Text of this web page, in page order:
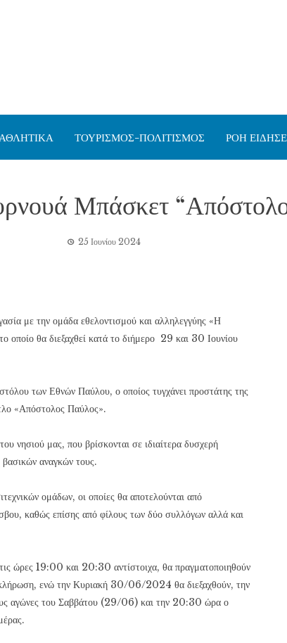
ΤΟΥΡΙΣΜΟΣ-ΠΟΛΙΤΙΣΜΟΣ ΡΟΗ
Μπάσκετ
25 Ιουνίου 2024
με την ομάδα εθελοντισμού και αλληλεγγύης «Η
θα διεξαχθεί κατά το διήμερο 29 και 30 Ιουνίου
των Εθνών Παύλου, ο οποίος τυγχάνει προστάτης της
«Απόστολος Παύλος».
νησιού μας, που βρίσκονται σε ιδιαίτερα δυσχερή
αναγκών τους.
ομάδων, οι οποίες θα αποτελούνται από
καθώς επίσης από φίλους των δύο συλλόγων αλλά και
ώρες 19:00 και 20:30 αντίστοιχα, θα πραγματοποιηθούν
ενώ την Κυριακή 30/06/2024 θα διεξαχθούν, την
αγώνες του Σαββάτου (29/06) και την 20:30 ώρα ο